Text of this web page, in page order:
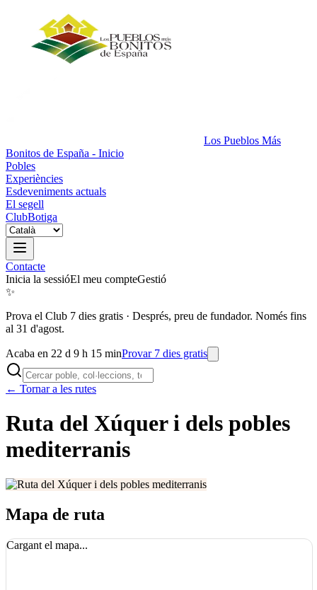
Los Pueblos Más
Bonitos de España - Inicio
Pobles
Experiències
Esdeveniments actuals
El segell
ClubBotiga
Contacte
Inicia la sessióEl meu compteGestió
✨
Prova el Club 7 dies gratis · Després, preu de fundador. Només fins
al 31 d'agost.
Acaba en 22 d 9 h 15 minProvar 7 dies gratis
← Tornar a les rutes
Ruta del Xúquer i dels pobles
mediterranis
Mapa de ruta
Cargant el mapa...